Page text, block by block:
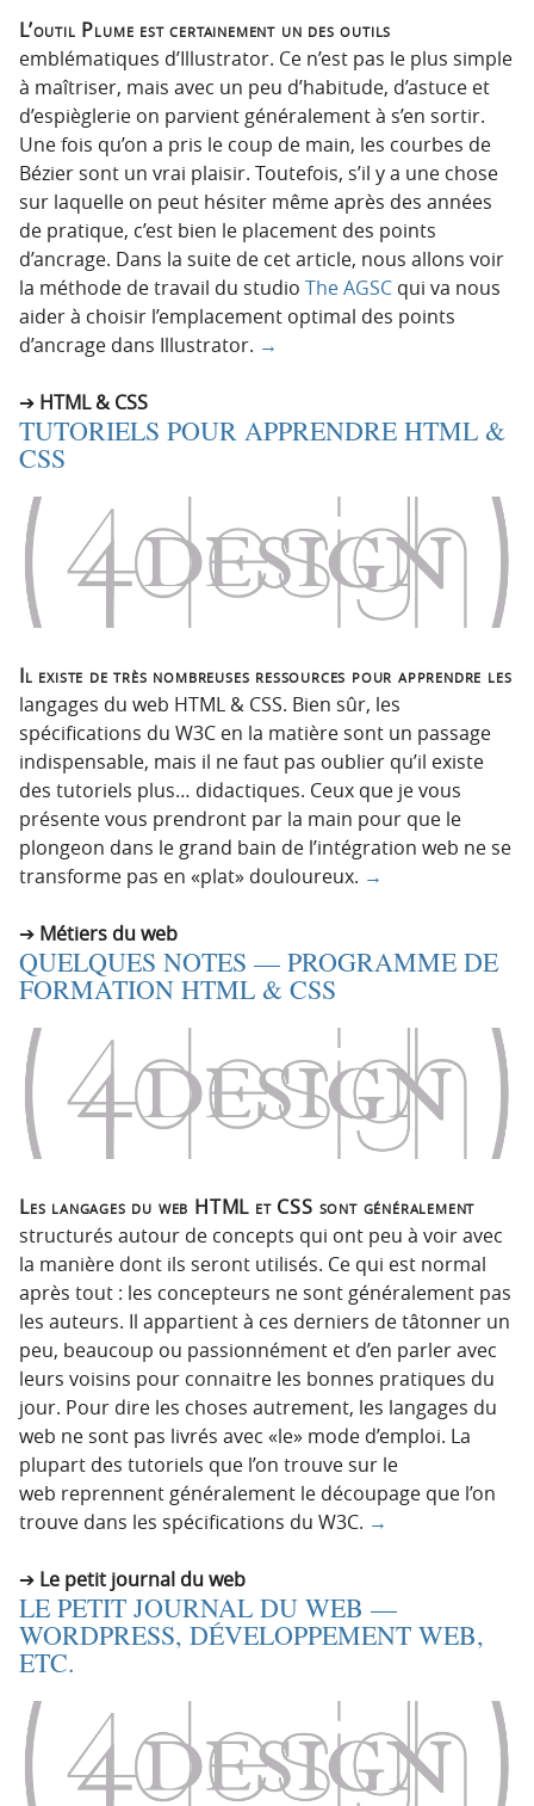
L’outil Plume est certainement un des outils
emblématiques d’Illustrator. Ce n’est pas le plus simple
à maîtriser, mais avec un peu d’habitude, d’astuce et
d’espièglerie on parvient généralement à s’en sortir.
Une fois qu’on a pris le coup de main, les courbes de
Bézier sont un vrai plaisir. Toutefois, s’il y a une chose
sur laquelle on peut hésiter même après des années
de pratique, c’est bien le placement des points
d’ancrage. Dans la suite de cet article, nous allons voir
la méthode de travail du studio The AGSC qui va nous
aider à choisir l’emplacement optimal des points
d’ancrage dans Illustrator. →
HTML & CSS
TUTORIELS POUR APPRENDRE HTML &
CSS
Il existe de très nombreuses ressources pour apprendre les
langages du web HTML & CSS. Bien sûr, les
spécifications du W3C en la matière sont un passage
indispensable, mais il ne faut pas oublier qu’il existe
des tutoriels plus… didactiques. Ceux que je vous
présente vous prendront par la main pour que le
plongeon dans le grand bain de l’intégration web ne se
transforme pas en «plat» douloureux. →
Métiers du web
QUELQUES NOTES — PROGRAMME DE
FORMATION HTML & CSS
Les langages du web HTML et CSS sont généralement
structurés autour de concepts qui ont peu à voir avec
la manière dont ils seront utilisés. Ce qui est normal
après tout : les concepteurs ne sont généralement pas
les auteurs. Il appartient à ces derniers de tâtonner un
peu, beaucoup ou passionnément et d’en parler avec
leurs voisins pour connaitre les bonnes pratiques du
jour. Pour dire les choses autrement, les langages du
web ne sont pas livrés avec «le» mode d’emploi. La
plupart des tutoriels que l’on trouve sur le
web reprennent généralement le découpage que l’on
trouve dans les spécifications du W3C. →
Le petit journal du web
LE PETIT JOURNAL DU WEB —
WORDPRESS, DÉVELOPPEMENT WEB,
ETC.